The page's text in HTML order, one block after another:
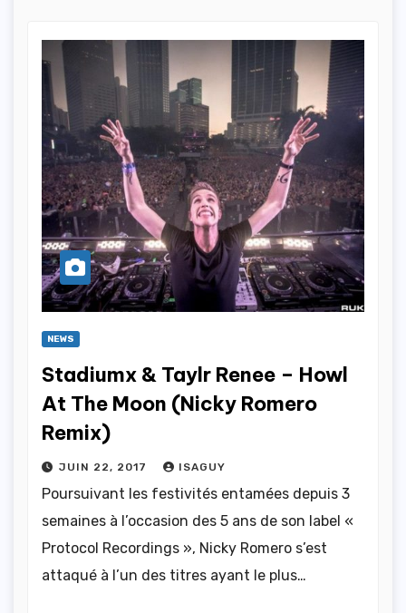
NEWS
Stadiumx & Taylr Renee – Howl
At The Moon (Nicky Romero
Remix)
JUIN 22, 2017 ISAGUY
Poursuivant les festivités entamées depuis 3
semaines à l’occasion des 5 ans de son label «
Protocol Recordings », Nicky Romero s’est
attaqué à l’un des titres ayant le plus…